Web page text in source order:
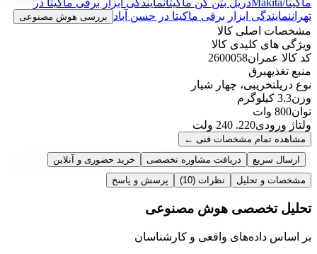
ماکیتا/Makita دریل بتن کن ماکیتانمایندگی ابزار برقی ماکیتا در
تهراننمایندگی ابزار برقی ماکیتا در حسن آباد بررسی هوش مصنوعی
مشخصات اصلی کالا
ویژگی های کلیدی کالا
کد کالا عمران2600058
منبع تغذیهبرق
نوع دریلتخریبی، چهار شیار
وزن3.3 کیلوگرم
توان800 وات
ولتاژ ورودی220. 240 ولت
مشاهده تمام مشخصات فنی ←
ارسال سریع
دریافت مشاوره تخصصی
خرید حضوری و آنلاین
مشخصات و تحلیل
نظرات (10) پرسش و پاسخ
تحلیل تخصصی هوش مصنوعی
بر اساس داده‌های واقعی و کارشناسان